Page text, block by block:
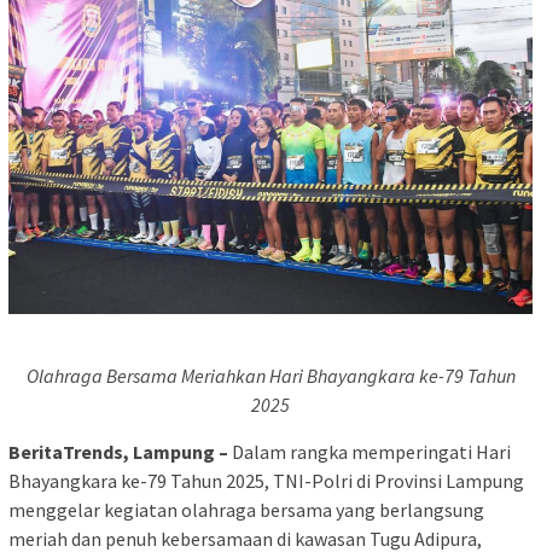
Olahraga Bersama Meriahkan Hari Bhayangkara ke-79 Tahun
2025
BeritaTrends, Lampung – Dalam rangka memperingati Hari
Bhayangkara ke-79 Tahun 2025, TNI-Polri di Provinsi Lampung
menggelar kegiatan olahraga bersama yang berlangsung
meriah dan penuh kebersamaan di kawasan Tugu Adipura,